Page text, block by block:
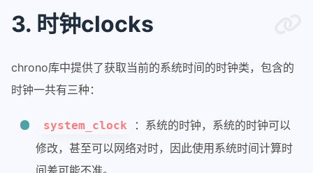
3. 时钟clocks
chrono库中提供了获取当前的系统时间的时钟类，包含的
时钟一共有三种：
system_clock
：系统的时钟，系统的时钟可以
修改，甚至可以网络对时，因此使用系统时间计算时
间差可能不准。